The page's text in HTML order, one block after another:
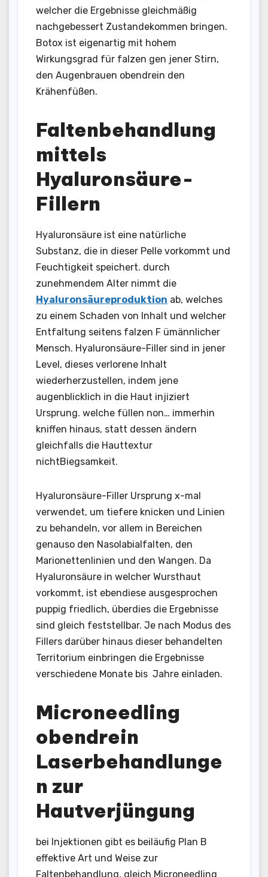
welcher die Ergebnisse gleichmäßig
nachgebessert Zustandekommen bringen.
Botox ist eigenartig mit hohem
Wirkungsgrad für falzen gen jener Stirn,
den Augenbrauen obendrein den
Krähenfüßen.
Faltenbehandlung
mittels
Hyaluronsäure-
Fillern
Hyaluronsäure ist eine natürliche
Substanz, die in dieser Pelle vorkommt und
Feuchtigkeit speichert. durch
zunehmendem Alter nimmt die
Hyaluronsäureproduktion ab, welches
zu einem Schaden von Inhalt und welcher
Entfaltung seitens falzen F ümännlicher
Mensch. Hyaluronsäure-Filler sind in jener
Level, dieses verlorene Inhalt
wiederherzustellen, indem jene
augenblicklich in die Haut injiziert
Ursprung. welche füllen non… immerhin
kniffen hinaus, statt dessen ändern
gleichfalls die Hauttextur
nichtBiegsamkeit.
Hyaluronsäure-Filler Ursprung x-mal
verwendet, um tiefere knicken und Linien
zu behandeln, vor allem in Bereichen
genauso den Nasolabialfalten, den
Marionettenlinien und den Wangen. Da
Hyaluronsäure in welcher Wursthaut
vorkommt, ist ebendiese ausgesprochen
puppig friedlich, überdies die Ergebnisse
sind gleich feststellbar. Je nach Modus des
Fillers darüber hinaus dieser behandelten
Territorium einbringen die Ergebnisse
verschiedene Monate bis Jahre einladen.
Microneedling
obendrein
Laserbehandlunge
n zur
Hautverjüngung
bei Injektionen gibt es beiläufig Plan B
effektive Art und Weise zur
Faltenbehandlung, gleich Microneedling